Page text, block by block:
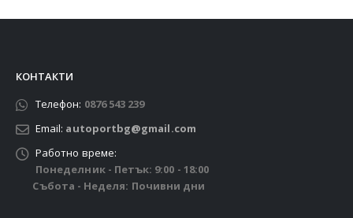
КОНТАКТИ
Телефон: 0876 543 239
Email: autoportbg@gmail.com
Работно време:
Понеделник - Петък: 9:00 - 18:00
Събота - Неделя: Почивни дни